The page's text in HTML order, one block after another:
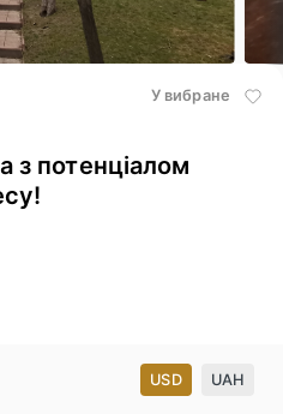
У вибране
з потенціалом
USD UAH